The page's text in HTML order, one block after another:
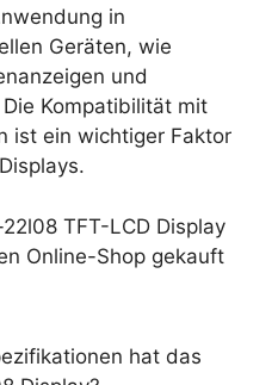
in
Geräten, wie
und
Kompatibilität mit
ist ein wichtiger Faktor
TFT-LCD Display
Online-Shop gekauft
hat das